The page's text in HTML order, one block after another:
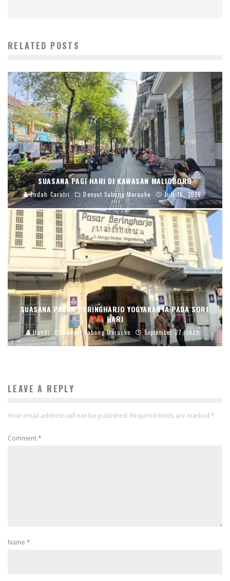
RELATED POSTS
SUASANA PAGI HARI DI KAWASAN MALIOBORO
Endah Caratri Denyut Sabang Merauke July 16, 2026
SUASANA PASAR BERINGHARJO YOGYAKARTA PADA SORE
HARI
Handi Denyut Sabang Merauke September 27, 2023
LEAVE A REPLY
Your email address will not be published. Required fields are marked *
Comment*
Name *